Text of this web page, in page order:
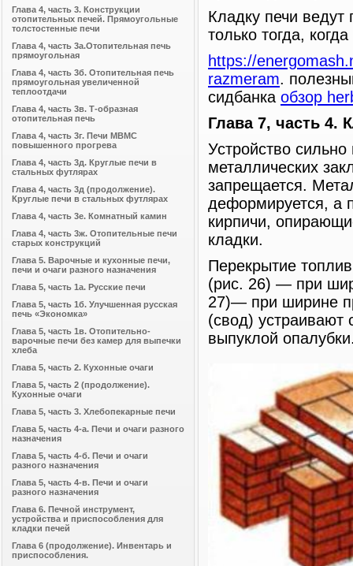
Кладку печи
только тогда,
https://
razmeram.
сидбанка обзор
Глава 7, часть
Устройство
металлических
запрещается.
деформируется, а
кирпичи,
кладки.
Перекрытие
(рис. 26) — при
27)— при ширине
(свод) устраивают
выпуклой
Глава 4, часть 3. Конструкции
отопительных печей. Прямоугольные
толстостенные печи
Глава 4, часть 3а.Отопительная печь
прямоугольная
Глава 4, часть 3б. Отопительная печь
прямоугольная увеличенной
теплоотдачи
Глава 4, часть 3в. Т-образная
отопительная печь
Глава 4, часть 3г. Печи МВМС
повышенного прогрева
Глава 4, часть 3д. Круглые печи в
стальных футлярах
Глава 4, часть 3д (продолжение).
Круглые печи в стальных футлярах
Глава 4, часть 3е. Комнатный камин
Глава 4, часть 3ж. Отопительные печи
старых конструкций
Глава 5. Варочные и кухонные печи,
печи и очаги разного назначения
Глава 5, часть 1а. Русские печи
Глава 5, часть 1б. Улучшенная русская
печь «Экономка»
Глава 5, часть 1в. Отопительно-
варочные печи без камер для выпечки
хлеба
Глава 5, часть 2. Кухонные очаги
Глава 5, часть 2 (продолжение).
Кухонные очаги
Глава 5, часть 3. Хлебопекарные печи
Глава 5, часть 4-а. Печи и очаги разного
назначения
Глава 5, часть 4-б. Печи и очаги
разного назначения
Глава 5, часть 4-в. Печи и очаги
разного назначения
Глава 6. Печной инструмент,
устройства и приспособления для
кладки печей
Глава 6 (продолжение). Инвентарь и
приспособления.